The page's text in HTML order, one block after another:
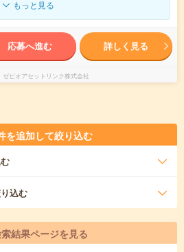
もっと見る
応募へ進む 詳しく見る
ゼビオアセットリンク株式会社
を追加して絞り込む
込む
結果ページを見る